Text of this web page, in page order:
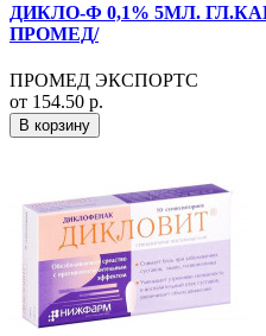
ДИКЛО-Ф 0,1% 5МЛ.
ПРОМЕД/
ПРОМЕД ЭКСПОРТС
от 154.50 р.
В корзину